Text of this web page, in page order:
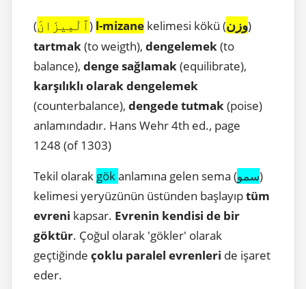
(ٱلْمِيزَانَ) l-mizane kelimesi kökü (وزن)
tartmak(to weigth), dengelemek(to
balance), denge sağlamak(equilibrate),
karşılıklı olarak dengelemek
(counterbalance), dengede tutmak(poise)
anlamındadır. Hans Wehr 4th ed., page
1248 (of 1303)
Tekil olarak gökanlamına gelen sema (سمو)
kelimesi yeryüzünün üstünden başlayıptüm
evreni kapsar. Evrenin kendisi de bir
göktür. Çoğul olarak 'gökler' olarak
geçtiğinde çoklu paralel evrenleri de işaret
eder.